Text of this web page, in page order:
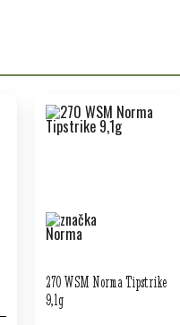
270 WSM Norma Tipstrike
9,1g